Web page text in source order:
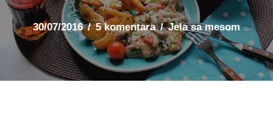
30/07/2016 5 komentara Jela sa mesom